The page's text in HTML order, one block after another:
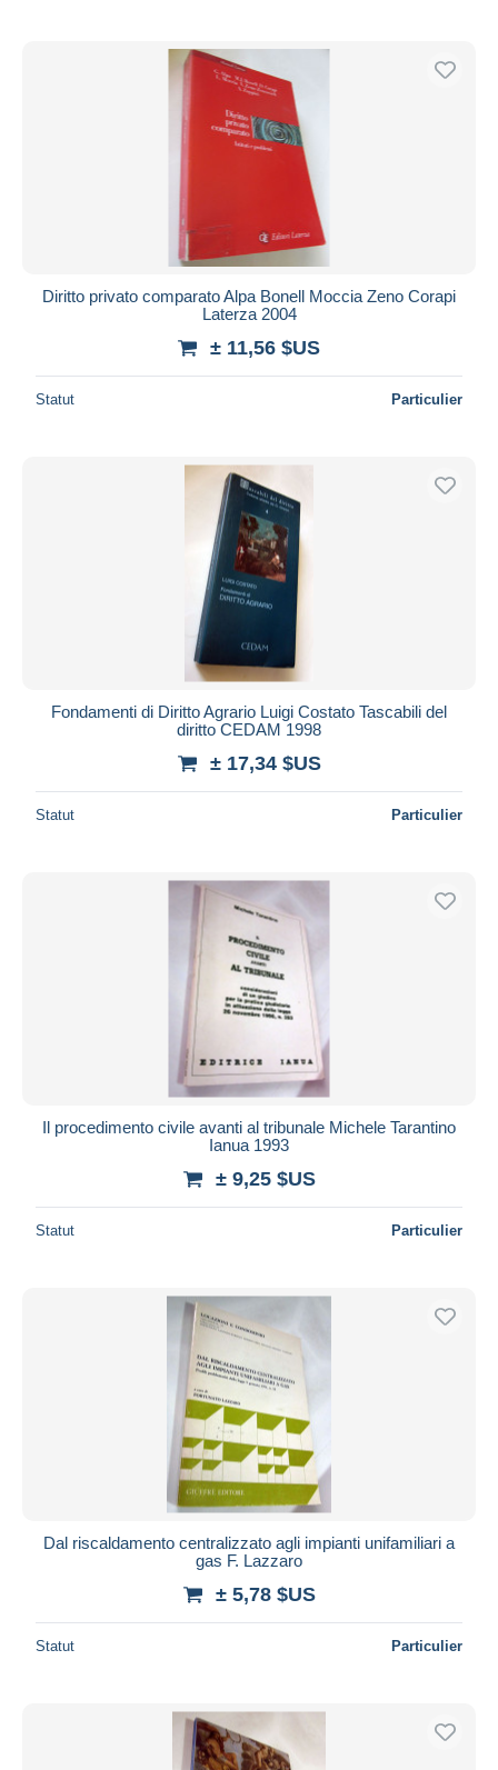
Diritto privato comparato Alpa Bonell Moccia Zeno Corapi
Laterza 2004
± 11,56 $US
Statut Particulier
Fondamenti di Diritto Agrario Luigi Costato Tascabili del
diritto CEDAM 1998
± 17,34 $US
Statut Particulier
Il procedimento civile avanti al tribunale Michele Tarantino
Ianua 1993
± 9,25 $US
Statut Particulier
Dal riscaldamento centralizzato agli impianti unifamiliari a
gas F. Lazzaro
± 5,78 $US
Statut Particulier